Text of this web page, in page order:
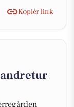
Kopiér link